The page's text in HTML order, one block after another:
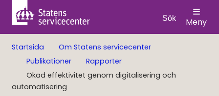
Sök Meny
Startsida
Om Statens servicecenter
Publikationer
Rapporter
Ökad effektivitet genom digitalisering och
automatisering